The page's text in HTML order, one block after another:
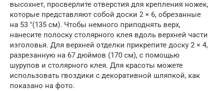
высохнет, просверлите отверстия для крепления ножек,
которые представляют собой доски 2 × 6, обрезанные
на 53 ″(135 см). Чтобы немного приподнять верх,
нанесите полоску столярного клея вдоль верхней части
изголовья. Для верхней отделки прикрепите доску 2 × 4,
разрезанную на 67 дюймов (170 см), с помощью
шурупов и столярного клея. Для красоты можете
использовать гвоздики с декоративной шляпкой, как
показано на фото.